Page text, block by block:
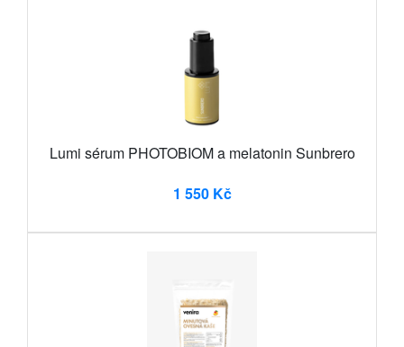
Lumi sérum PHOTOBIOM a melatonin Sunbrero
1 550 Kč